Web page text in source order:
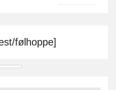
følhoppe]